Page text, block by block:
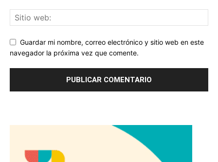
Guardar mi nombre, correo electrónico y sitio web en este
navegador la próxima vez que comente.